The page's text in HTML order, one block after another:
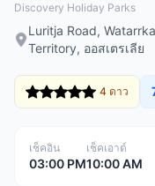
Discovery Holiday Parks
Luritja Road,
Territory, ออสเตรเลีย
4 ดาว
เช็คอิน
03:00 PM
เช็คเอาต์
10:00 AM